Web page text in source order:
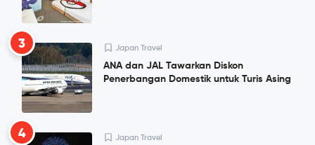
3 Japan Travel
ANA dan JAL Tawarkan Diskon
Penerbangan Domestik untuk Turis Asing
4 Japan Travel